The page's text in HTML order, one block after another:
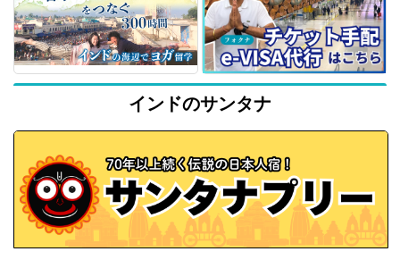
インドのサンタナ